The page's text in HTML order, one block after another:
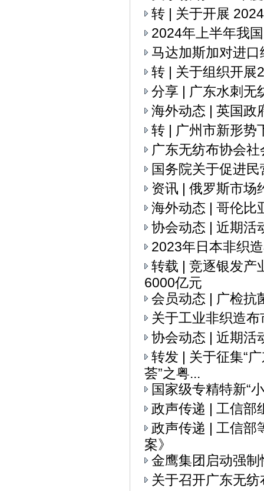
转 | 关于开展
2024年上半年我
马达加斯加对进
转 | 关于组织开展
分享 | 广东水刺无
海外动态 | 英国政
转 | 广州市新形势
广东无纺布协会社
国务院关于促进
资讯 | 俄罗斯市场
海外动态 | 哥伦比
协会动态 | 近期活
2023年日本非织
转载 | 竞逐银发产
6000亿元
会员动态 | 广检抗
关于工业非织造
协会动态 | 近期活
转发 | 关于征集“
荟”之粤...
国家级专精特新“
政声传递 | 工信部
政声传递 | 工信部
案》
金鹰集团启动强
关于召开广东无